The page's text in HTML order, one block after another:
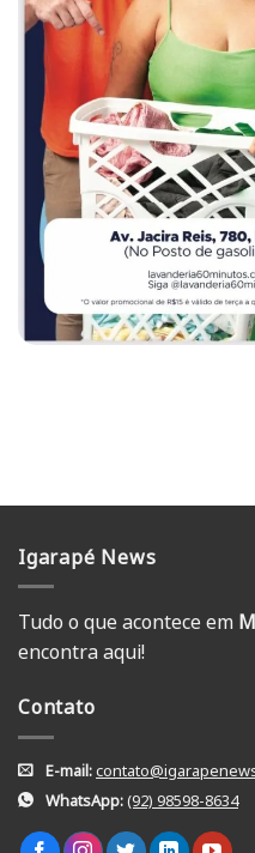
Igarapé News
Tudo o que acontece em
encontra aqui!
Contato
E-mail:
WhatsApp:(92) 98598-8634